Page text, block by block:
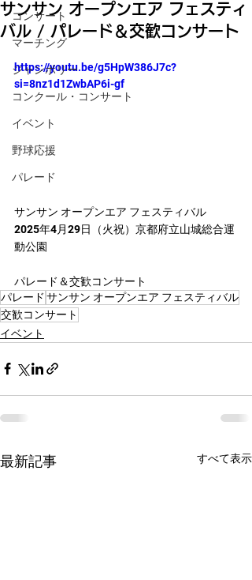
コンサート
マーチング
ジャンボリー
コンクール・コンサート
イベント
野球応援
パレード
サンサン オープンエア フェスティ
バル / パレード＆交歓コンサート
https://youtu.be/g5HpW386J7c?
si=8nz1d1ZwbAP6i-gf
サンサン オープンエア フェスティバル
2025年4月29日（火祝）京都府立山城総合運
動公園
パレード＆交歓コンサート
パレード サンサン オープンエア フェスティバル
交歓コンサート
イベント
最新記事 すべて表示